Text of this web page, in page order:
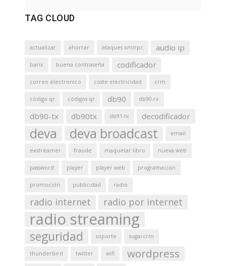
TAG CLOUD
actualizar ahorrar ataques xmlrpc audio ip
barix buena contraseña codificador
correo electronico coste electricidad crm
código qr códigos qr db90 db90-rx
db90-tx db90tx db91-tx decodificador
deva deva broadcast email
exstreamer fraude maquetar libro nueva web
password player player web programación
promoción publicidad radio
radio internet radio por internet
radio streaming
seguridad soporte sugarcrm
thunderbird twitter wifi wordpress